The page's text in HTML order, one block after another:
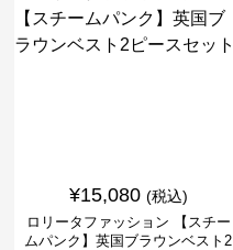
¥15,080 (税込)
ロリータファッション 【スチー
ムパンク】英国ブラウンベスト2